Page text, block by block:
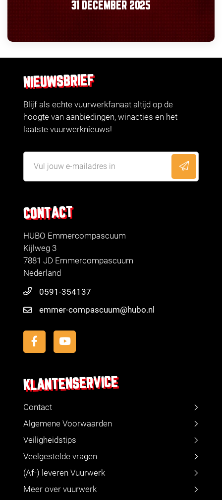
31 DECEMBER 2025
CONTACT
HUBO Emmercompascuum
Kijlweg 3
7881 JD Emmercompascuum
Nederland
0591-354137
emmer-compascuum@hubo.nl
KLANTENSERVICE
Contact
Algemene Voorwaarden
Veiligheidstips
Veelgestelde vragen
(Af-) leveren Vuurwerk
Meer over vuurwerk
NIEUWSBRIEF
Blijf als echte vuurwerkfanaat altijd op de
hoogte van aanbiedingen, winacties en het
laatste vuurwerknieuws!